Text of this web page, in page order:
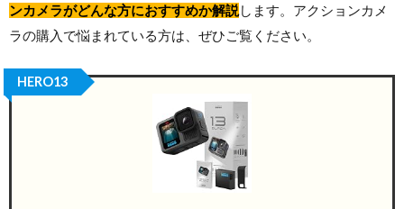
ンカメラがどんな方におすすめか解説します。アクションカメ
ラの購入で悩まれている方は、ぜひご覧ください。
HERO13